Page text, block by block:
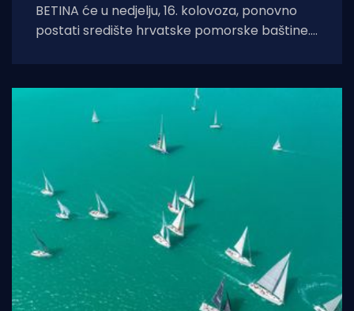
BETINA će u nedjelju, 16. kolovoza, ponovno
postati središte hrvatske pomorske baštine.